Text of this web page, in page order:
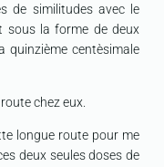
de similitudes avec le
sous la forme de deux
quinzième centèsimale
chez eux.
longue route pour me
deux seules doses de